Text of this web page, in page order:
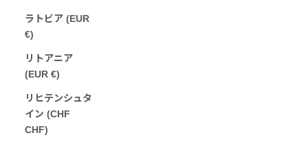
ラトビア (EUR
€)
リトアニア
(EUR €)
リヒテンシュタ
イン (CHF
CHF)